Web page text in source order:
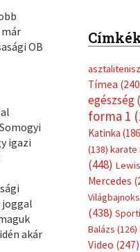
már
OB
igazi
joggal
akár
asztalitenisz
Tímea
egészség
forma 1
Katinka
(138) karate
(448)
Mercedes
(438)
Balázs (126)
Video (247)